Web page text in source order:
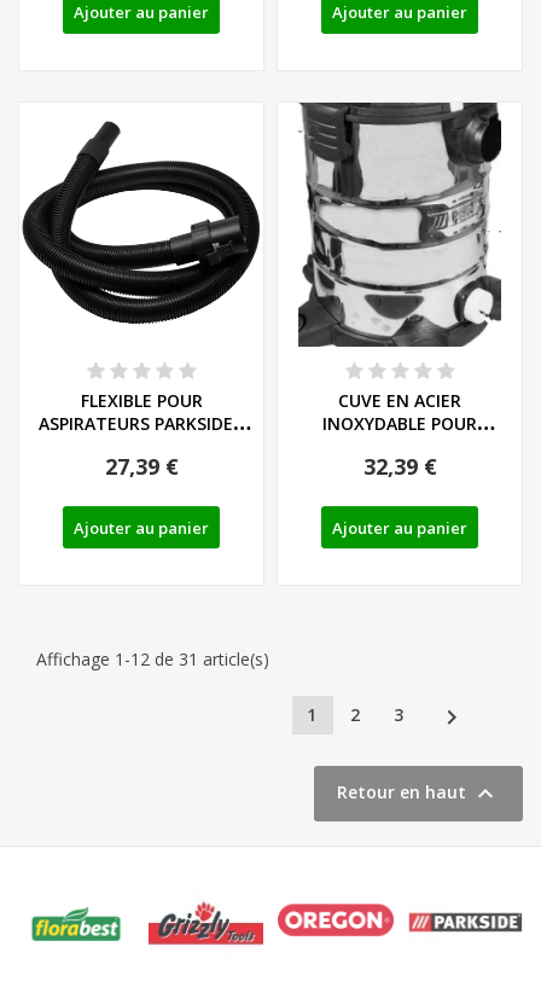
Ajouter au panier Ajouter au panier
FLEXIBLE POUR
ASPIRATEURS PARKSIDE -
27,39 €
Ajouter au panier
CUVE EN ACIER
INOXYDABLE POUR
PWD 25 A1
32,39 €
Ajouter au panier
Affichage 1-12 de 31 article(s)
1 2 3 
Retour en haut 